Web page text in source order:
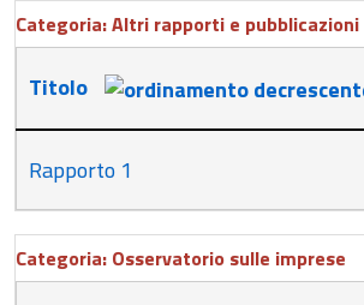
Categoria: Altri rapporti e pubblicazioni
Titolo
Rapporto 1
Categoria: Osservatorio sulle imprese